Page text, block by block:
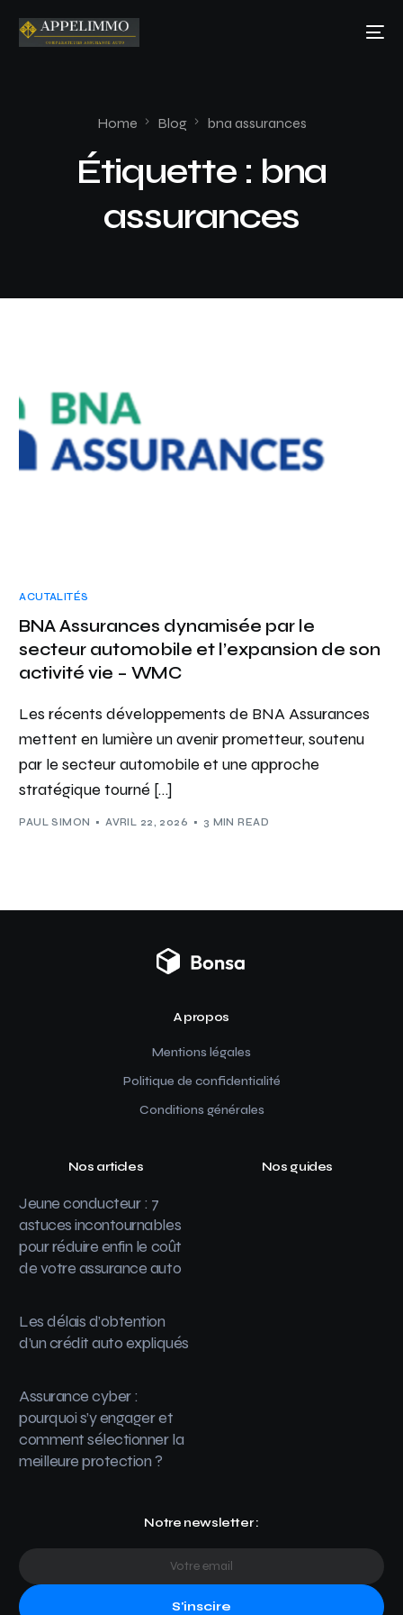
Home Blog bna assurances
Étiquette : bna
assurances
ACUTALITÉS
BNA Assurances dynamisée par le
secteur automobile et l’expansion de son
activité vie – WMC
Les récents développements de BNA Assurances
mettent en lumière un avenir prometteur, soutenu
par le secteur automobile et une approche
stratégique tourné […]
PAUL SIMON AVRIL 22, 2026 3 MIN READ
A propos
Mentions légales
Politique de confidentialité
Conditions générales
Nos articles
Jeune conducteur : 7
astuces incontournables
pour réduire enfin le coût
de votre assurance auto
Les délais d’obtention
d’un crédit auto expliqués
Assurance cyber :
pourquoi s’y engager et
comment sélectionner la
meilleure protection ?
Nos guides
Notre newsletter :
S'inscire